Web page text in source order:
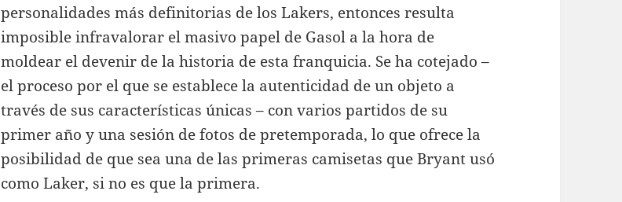
personalidades más definitorias de los Lakers, entonces resulta
imposible infravalorar el masivo papel de Gasol a la hora de
moldear el devenir de la historia de esta franquicia. Se ha cotejado –
el proceso por el que se establece la autenticidad de un objeto a
través de sus características únicas – con varios partidos de su
primer año y una sesión de fotos de pretemporada, lo que ofrece la
posibilidad de que sea una de las primeras camisetas que Bryant usó
como Laker, si no es que la primera.